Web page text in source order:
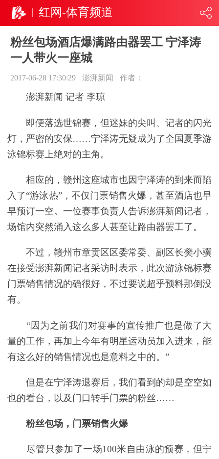
红网-体育频道
粉丝包场酒店爆满路由器罢工 宁泽涛
一人带火一座城
2017-06-28 17:30:29 澎湃新闻 作者：
澎湃新闻 记者 李琼
即便落选世锦赛，但迷妹的尖叫、记者的闪光
灯，严密的安保……宁泽涛无疑成为了全国夏季游
泳锦标赛上绝对的主角。
相应的，赣州这座城市也因宁泽涛的到来而陷
入了“游泳热”，不仅门票销售火爆，甚至酒店也早
早预订一空。一位赛事负责人告诉澎湃新闻记者，
场馆内突然涌入这么多人甚至让路由器罢工了。
不过，赣州市章贡区区委常委、副区长樊小骥
在接受澎湃新闻记者采访时表示，此次游泳锦标赛
门票销售情况的确很好，不过要说超乎预料那倒没
有。
“因为之前我们对赛事的宣传推广也是做了大
量的工作，再加上今年有明星运动员加入进来，能
有这么好的销售情况也是意料之中的。”
但是在宁泽涛退赛后，我们看到的却是空空如
也的看台，以及门口转手门票的粉丝……
粉丝包场，门票销售火爆
尽管只参加了一场100米自由泳的预赛，但宁